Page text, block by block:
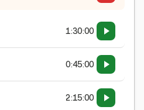
1:30:00
0:45:00
2:15:00